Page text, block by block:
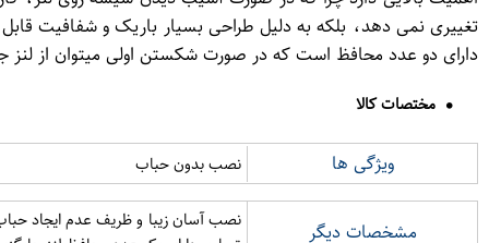
تغییری نمی دهد، بلکه به دلیل طراحی بسیار باریک و شفافیت
دارای دو عدد محافظ است که در صورت شکستن اولی میتوان از لنز
مختصات کالا
ویژگی ها نصب بدون حباب
مشخصات دیگر